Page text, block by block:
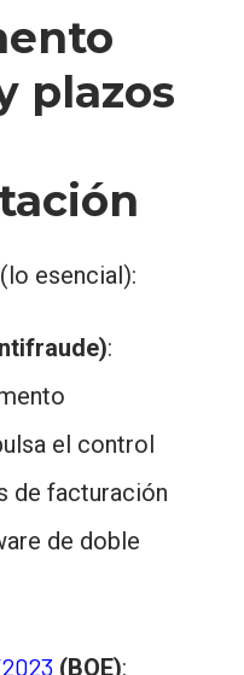
plazos
esencial):
:
el control
de facturación
de doble
(BOE):